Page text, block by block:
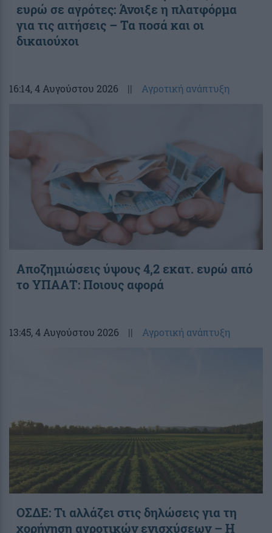
ευρώ σε αγρότες: Άνοιξε η πλατφόρμα
για τις αιτήσεις – Τα ποσά και οι
δικαιούχοι
16:14, 4 Αυγούστου 2026 || Αγροτική ανάπτυξη
Αποζημιώσεις ύψους 4,2 εκατ. ευρώ από
το ΥΠΑΑΤ: Ποιους αφορά
13:45, 4 Αυγούστου 2026 || Αγροτική ανάπτυξη
ΟΣΔΕ: Τι αλλάζει στις δηλώσεις για τη
χορήγηση αγροτικών ενισχύσεων – H